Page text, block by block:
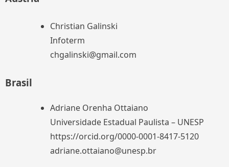
Christian Galinski
Infoterm
chgalinski@gmail.com
Brasil
Adriane Orenha Ottaiano
Universidade Estadual Paulista – UNESP
https://orcid.org/0000-0001-8417-5120
adriane.ottaiano@unesp.br